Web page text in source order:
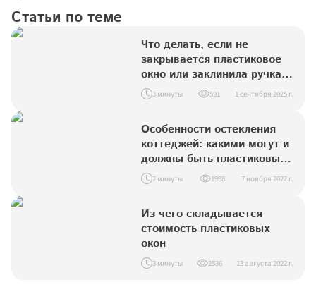
Статьи по теме
Что делать, если не
закрывается пластиковое
окно или заклинила ручка:
пошаговое руководство
3 минуты 591 1 сентября 2025 г.
Особенности остекления
коттеджей: какими могут и
должны быть пластиковые
окна2 минуты 1998 7 ноября 2022 г.
Из чего складывается
стоимость пластиковых
окон
3 минуты 2536 13 августа 2022 г.